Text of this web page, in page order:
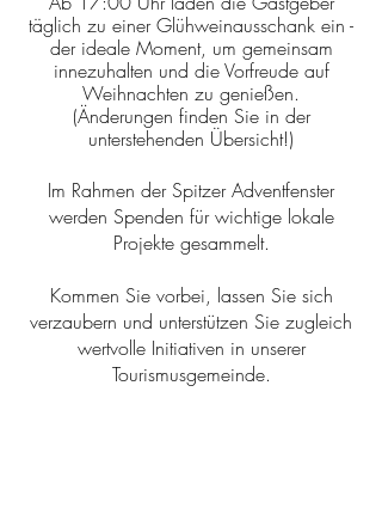
täglich zu einer Glühweinausschank ein -
der ideale Moment, um gemeinsam
innezuhalten und die Vorfreude auf
Weihnachten zu genießen.
(Änderungen finden Sie in der
unterstehenden Übersicht!)
Im Rahmen der Spitzer Adventfenster
werden Spenden für wichtige lokale
Projekte gesammelt.
Kommen Sie vorbei, lassen Sie sich
verzaubern und unterstützen Sie zugleich
wertvolle Initiativen in unserer
Tourismusgemeinde.